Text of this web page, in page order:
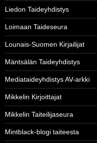
Liedon Taideyhdistys
Loimaan Taideseura
Lounais-Suomen Kirjailijat
Mäntsälän Taideyhdistys
Mediataideyhdistys AV-arkki
Mikkelin Kirjoittajat
Mikkelin Taiteilijaseura
Mintblack-blogi taiteesta